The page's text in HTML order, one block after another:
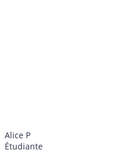
Alice P
Étudiante